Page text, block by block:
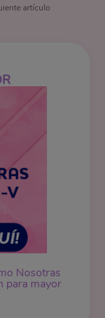
artículo
Nosotras
para mayor